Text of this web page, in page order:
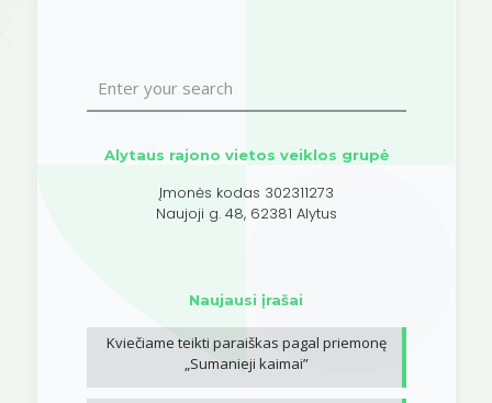
Alytaus rajono vietos veiklos grupė
Įmonės kodas 302311273
Naujoji g. 48, 62381 Alytus
Naujausi įrašai
Kviečiame teikti paraiškas pagal priemonę
„Sumanieji kaimai”